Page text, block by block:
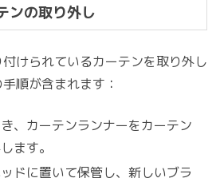
ンの取り外し
けられているカーテンを取り外し
順が含まれます：
、カーテンランナーをカーテン
ます。
ドに置いて保管し、新しいブラ